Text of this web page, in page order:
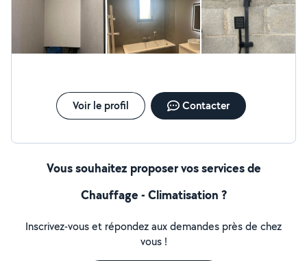
prestations impeccables et une main d'œuvre de qualité
tout en respectant les normes et la réglementation en
Voir le profil Contacter
Vous souhaitez proposer vos services de
Chauffage - Climatisation ?
Inscrivez-vous et répondez aux demandes près de chez
vous !